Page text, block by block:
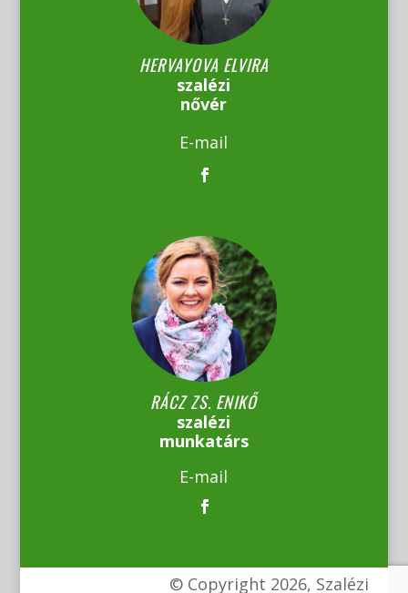
HERVAYOVA ELVIRA
szalézi
nővér
E-mail
RÁCZ ZS. ENIKŐ
szalézi
munkatárs
E-mail
© Copyright 2026, Szalézi